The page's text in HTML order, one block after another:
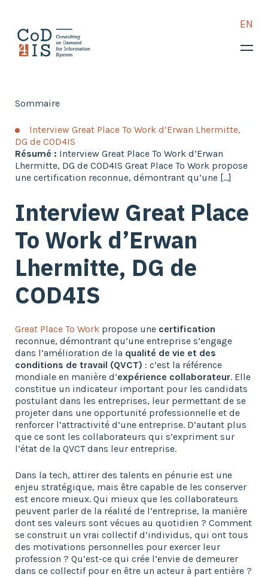
EN
COD4IS
métier
TMA
Intégration logicielle
Retail Tech : solutions
Cas clients
Blog
EFEL Consulting
Contact
contact@cod4is.com
+33(0) 1 40 70 07 77
Sommaire
Interview Great Place To Work d’Erwan Lhermitte,
DG de COD4IS
Résumé : Interview Great Place To Work d’Erwan
Lhermitte, DG de COD4IS Great Place To Work propose
une certification reconnue, démontrant qu’une […]
Interview Great Place
To Work d’Erwan
Lhermitte, DG de
COD4IS
Great Place To Work propose une certification
reconnue, démontrant qu’une entreprise s’engage
dans l’amélioration de la qualité de vie et des
conditions de travail (QVCT) : c’est la référence
mondiale en manière d’expérience collaborateur. Elle
constitue un indicateur important pour les candidats
postulant dans les entreprises, leur permettant de se
projeter dans une opportunité professionnelle et de
renforcer l’attractivité d’une entreprise. D’autant plus
que ce sont les collaborateurs qui s’expriment sur
l’état de la QVCT dans leur entreprise.
Dans la tech, attirer des talents en pénurie est une
enjeu stratégique, mais être capable de les conserver
est encore mieux. Qui mieux que les collaborateurs
peuvent parler de la réalité de l’entreprise, la manière
dont ses valeurs sont vécues au quotidien ? Comment
se construit un vrai collectif d’individus, qui ont tous
des motivations personnelles pour exercer leur
profession ? Qu’est-ce qui crée l’envie de demeurer
dans ce collectif pour en être un acteur à part entière ?